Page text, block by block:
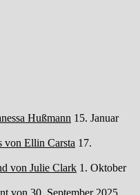
Hußmann 15. Januar
von Ellin Carsta 17.
von Julie Clark 1. Oktober